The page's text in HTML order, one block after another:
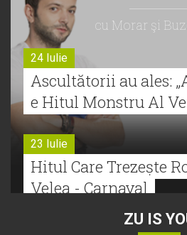
cu Morar şi
24 Iulie
Ascultătorii au ales:
e Hitul Monstru Al
23 Iulie
Hitul Care Trezește
Velea - Carnaval
ZU IS